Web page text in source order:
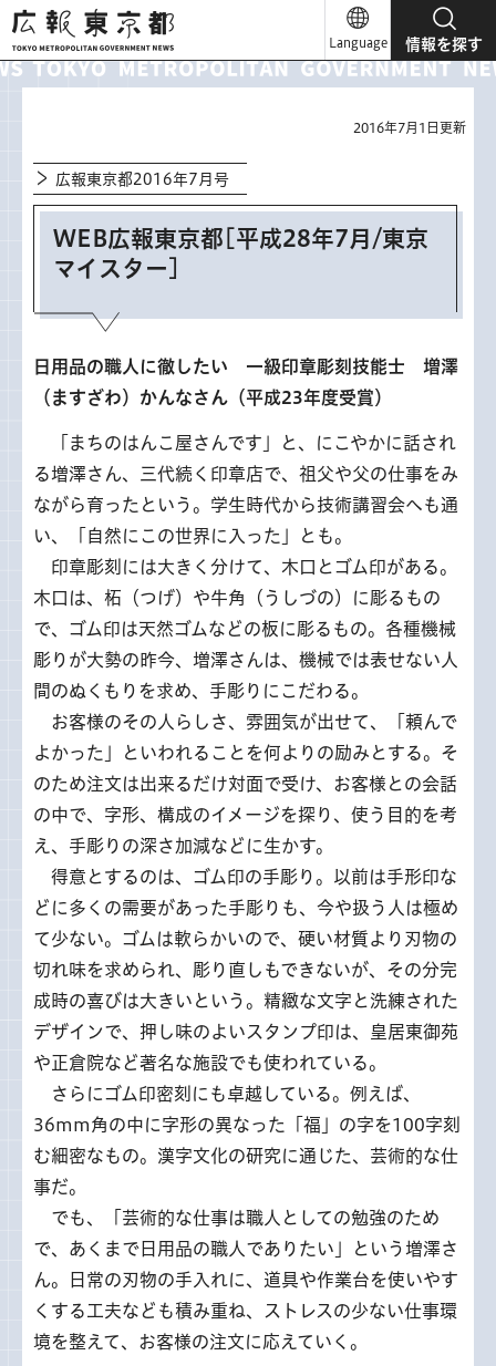
広報東京都
Language 情報を探す
2016年7月1日更新
広報東京都2016年7月号
WEB広報東京都[平成28年7月/東京
マイスター]
日用品の職人に徹したい 一級印章彫刻技能士 増澤
（ますざわ）かんなさん（平成23年度受賞）
まちのはんこ屋さんです」と、にこやかに話され
る増澤さん、三代続く印章店で、祖父や父の仕事をみ
ながら育ったという。学生時代から技術講習会へも通
い、「自然にこの世界に入った」とも。
印章彫刻には大きく分けて、木口とゴム印がある。
木口は、柘（つげ）や牛角（うしづの）に彫るもの
で、ゴム印は天然ゴムなどの板に彫るもの。各種機械
彫りが大勢の昨今、増澤さんは、機械では表せない人
間のぬくもりを求め、手彫りにこだわる。
お客様のその人らしさ、雰囲気が出せて、「頼んで
よかった」といわれることを何よりの励みとする。そ
のため注文は出来るだけ対面で受け、お客様との会話
の中で、字形、構成のイメージを探り、使う目的を考
え、手彫りの深さ加減などに生かす。
得意とするのは、ゴム印の手彫り。以前は手形印な
どに多くの需要があった手彫りも、今や扱う人は極め
て少ない。ゴムは軟らかいので、硬い材質より刃物の
切れ味を求められ、彫り直しもできないが、その分完
成時の喜びは大きいという。精緻な文字と洗練された
デザインで、押し味のよいスタンプ印は、皇居東御苑
や正倉院など著名な施設でも使われている。
さらにゴム印密刻にも卓越している。例えば、
36mm角の中に字形の異なった「福」の字を100字刻
む細密なもの。漢字文化の研究に通じた、芸術的な仕
事だ。
でも、「芸術的な仕事は職人としての勉強のため
で、あくまで日用品の職人でありたい」という増澤さ
ん。日常の刃物の手入れに、道具や作業台を使いやす
くする工夫なども積み重ね、ストレスの少ない仕事環
境を整えて、お客様の注文に応えていく。